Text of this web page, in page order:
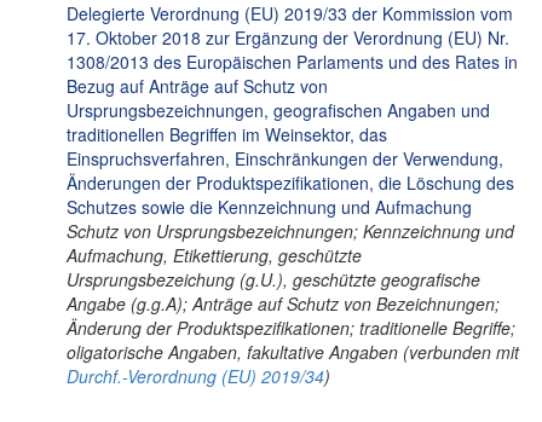
Delegierte Verordnung (EU) 2019/33 der Kommission vom
17. Oktober 2018 zur Ergänzung der Verordnung (EU) Nr.
1308/2013 des Europäischen Parlaments und des Rates in
Bezug auf Anträge auf Schutz von
Ursprungsbezeichnungen, geografischen Angaben und
traditionellen Begriffen im Weinsektor, das
Einspruchsverfahren, Einschränkungen der Verwendung,
Änderungen der Produktspezifikationen, die Löschung des
Schutzes sowie die Kennzeichnung und Aufmachung
Schutz von Ursprungsbezeichnungen; Kennzeichnung und
Aufmachung, Etikettierung, geschützte
Ursprungsbezeichung (g.U.), geschützte geografische
Angabe (g.g.A); Anträge auf Schutz von Bezeichnungen;
Änderung der Produktspezifikationen; traditionelle Begriffe;
oligatorische Angaben, fakultative Angaben (verbunden mit
Durchf.-Verordnung (EU) 2019/34)